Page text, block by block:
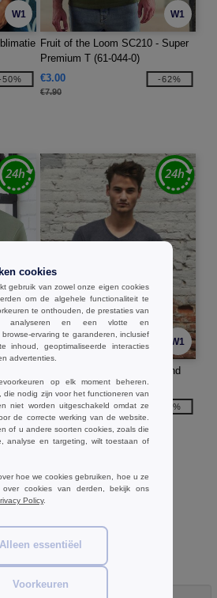
W1
50%
W1
Fruit of the Loom SC210 - Super
Premium T (61-044-0)
€3.00
€7.90
-62%
W1
T-
66%
W1
B&C BC055 - TM055 Tri-Blend
Heren
€5.34
€10.70
-50%
cookies
gebruik van zowel onze eigen cookies
om de algehele functionaliteit te
te onthouden, de prestaties van
analyseren en een vlotte en
ervaring te garanderen, inclusief
inhoud, geoptimaliseerde interacties
advertenties.
op elk moment beheren.
die nodig zijn voor het functioneren van
niet worden uitgeschakeld omdat ze
de correcte werking van de website.
of u andere soorten cookies, zoals die
analyse en targeting, wilt toestaan of
hoe we cookies gebruiken, hoe u ze
cookies van derden, bekijk ons
Policy.
Alleen essentiëel
Voorkeuren